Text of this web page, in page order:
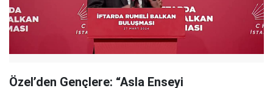
Özel’den Gençlere: “Asla Enseyi